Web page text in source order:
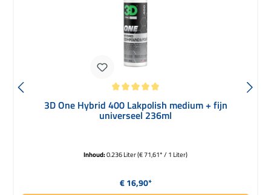
3D One Hybrid 400 Lakpolish medium + fijn
universeel 236ml
Inhoud:0.236 Liter(€ 71,61* / 1 Liter)
Normale prijs:
€ 16,90*